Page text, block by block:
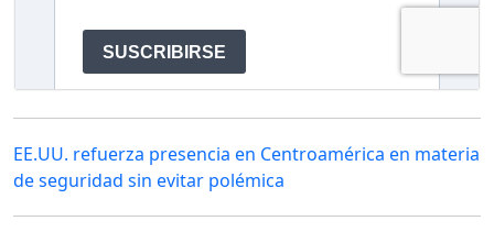
EE.UU. refuerza presencia en Centroamérica en materia
de seguridad sin evitar polémica